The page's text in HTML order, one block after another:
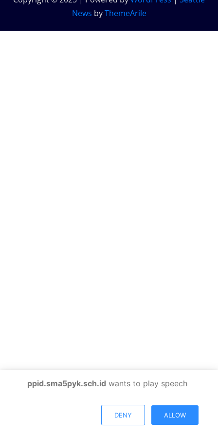
News byThemeArile
ppid.sma5pyk.sch.id wants to play speech
DENY ALLOW